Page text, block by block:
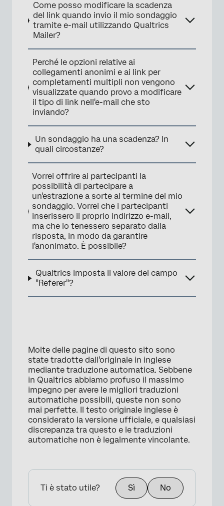
Come posso modificare la scadenza
del link quando invio il mio sondaggio
tramite e-mail utilizzando Qualtrics
Mailer?
Perché le opzioni relative ai
collegamenti anonimi e ai link per
completamenti multipli non vengono
visualizzate quando provo a modificare
il tipo di link nell'e-mail che sto
inviando?
Un sondaggio ha una scadenza? In
quali circostanze?
Vorrei offrire ai partecipanti la
possibilità di partecipare a
un'estrazione a sorte al termine del mio
sondaggio. Vorrei che i partecipanti
inserissero il proprio indirizzo e-mail,
ma che lo tenessero separato dalla
risposta, in modo da garantire
l'anonimato. È possibile?
Qualtrics imposta il valore del campo
"Referer"?
Molte delle pagine di questo sito sono
state tradotte dall'originale in inglese
mediante traduzione automatica. Sebbene
in Qualtrics abbiamo profuso il massimo
impegno per avere le migliori traduzioni
automatiche possibili, queste non sono
mai perfette. Il testo originale inglese è
considerato la versione ufficiale, e qualsiasi
discrepanza tra questo e le traduzioni
automatiche non è legalmente vincolante.
Ti è stato utile? Sì No